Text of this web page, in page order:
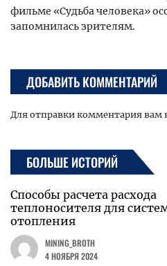
фильме «Судьба человека»
запомнилась зрителям.
ДОБАВИТЬ КОММЕНТАРИЙ
Для отправки комментария вам
БОЛЬШЕ ИСТОРИЙ
Способы расчета расхода
теплоносителя для
отопления
MINING_BROTH
4 НОЯБРЯ 2024